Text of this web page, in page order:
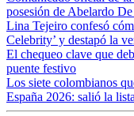
posesión de Abelardo
Lina Tejeiro confesó
Celebrity’ y destapó la
El chequeo clave que
puente festivo
Los siete colombianos
España 2026: salió la